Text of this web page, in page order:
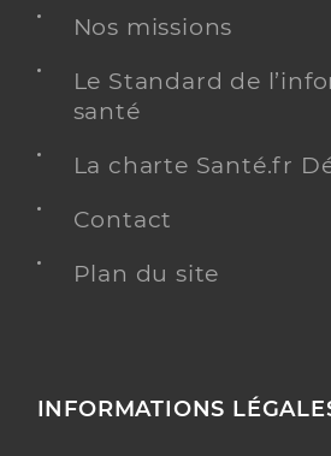
Nos missions
Le Standard de
santé
La charte Santé.fr
Contact
Plan du site
INFORMATIONS